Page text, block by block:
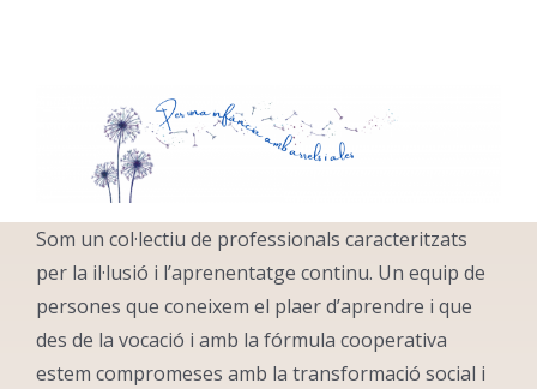
Som un col·lectiu de professionals caracteritzats
per la il·lusió i l’aprenentatge continu. Un equip de
persones que coneixem el plaer d’aprendre i que
des de la vocació i amb la fórmula cooperativa
estem compromeses amb la transformació social i